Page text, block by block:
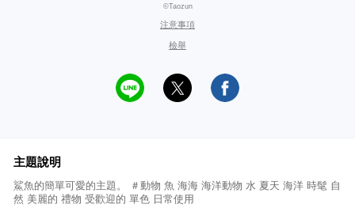
©Taozun
注意事項
檢舉
主題說明
鯊魚的簡單可愛的主題。 ＃動物 魚 海海 海洋動物 水 夏天 海洋 時髦 自
然 美麗的 禮物 受歡迎的 單色 日常使用